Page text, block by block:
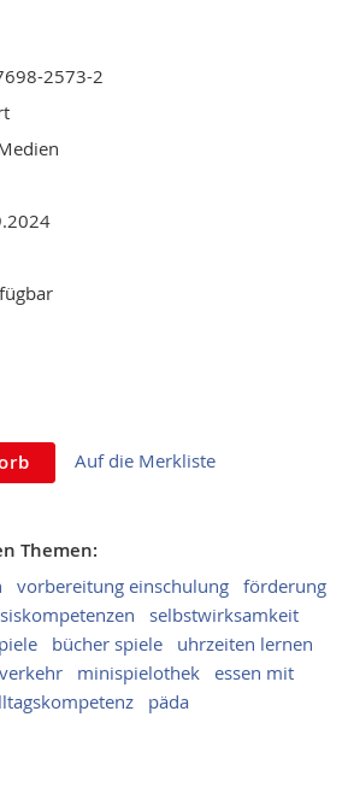
2573-2
Auf die Merkliste
Themen:
vorbereitung einschulung förderung
selbstwirksamkeit
bücher spiele
uhrzeiten lernen
minispielothek essen mit
päda